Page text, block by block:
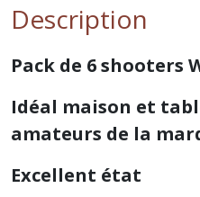
Description
Pack de 6 shooters
Idéal maison et
amateurs de la
Excellent état